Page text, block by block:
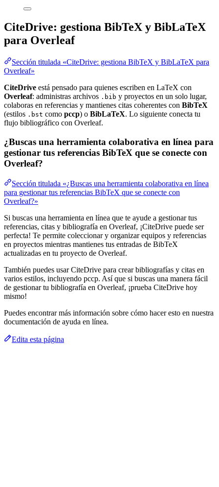
CiteDrive: gestiona BibTeX y BibLaTeX
para Overleaf
Sección titulada «CiteDrive: gestiona BibTeX y BibLaTeX para
Overleaf»
CiteDrive está pensado para quienes escriben en LaTeX con
Overleaf: administras archivos .bib y proyectos en un solo lugar,
colaboras en referencias y mantienes citas coherentes con BibTeX
(estilos .bst como pccp) o BibLaTeX. Lo siguiente conecta tu
flujo bibliográfico con Overleaf.
¿Buscas una herramienta colaborativa en línea para
gestionar tus referencias BibTeX que se conecte con
Overleaf?
Sección titulada «¿Buscas una herramienta colaborativa en línea
para gestionar tus referencias BibTeX que se conecte con
Overleaf?»
Si buscas una herramienta en línea que te ayude a gestionar tus
referencias, citas y bibliografía en Overleaf, ¡CiteDrive puede ser
perfecta! Te permite coleccionar y organizar equipos y referencias
en proyectos mientras mantienes tus entradas de BibTeX
actualizadas en tu proyecto de Overleaf.
También puedes usar CiteDrive para crear bibliografías y citas en
varios estilos, incluyendo pccp. Así que si buscas una manera fácil
de gestionar tu bibliografía en Overleaf, ¡prueba CiteDrive hoy
mismo!
Puedes encontrar más información sobre cómo hacer esto en nuestra
documentación de ayuda en línea.
Edita esta página